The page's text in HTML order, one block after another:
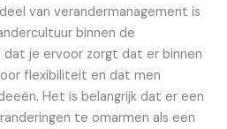
van verandermanagement is
binnen de
je ervoor zorgt dat er binnen
flexibiliteit en dat men
Het is belangrijk dat er een
te omarmen als een